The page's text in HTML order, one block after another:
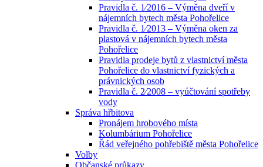
Pravidla č. 1⁄2016 – Výměna dveří v
nájemních bytech města Pohořelice
Pravidla č. 1⁄2013 – Výměna oken za
plastová v nájemních bytech města
Pohořelice
Pravidla prodeje bytů z vlastnictví města
Pohořelice do vlastnictví fyzických a
právnických osob
Pravidla č. 2⁄2008 – vyúčtování spotřeby
vody
Správa hřbitova
Pronájem hrobového místa
Kolumbárium Pohořelice
Řád veřejného pohřebiště města Pohořelice
Volby
Občanské průkazy